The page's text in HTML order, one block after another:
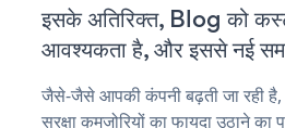
इसके अतिरिक्त, Blog को
आवश्यकता है, और इससे नई
जैसे-जैसे आपकी कंपनी बढ़ती जा रही
सुरक्षा कमजोरियों का फायदा उठाने